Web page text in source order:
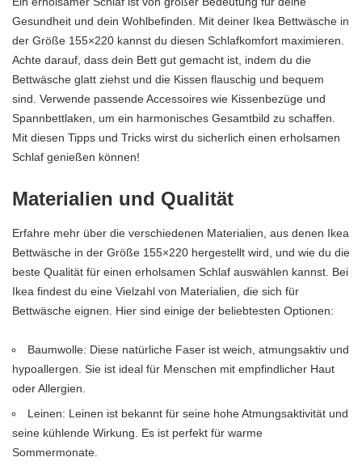
Gesundheit und dein Wohlbefinden. Mit deiner Ikea Bettwäsche in
der Größe 155×220 kannst du diesen Schlafkomfort maximieren.
Achte darauf, dass dein Bett gut gemacht ist, indem du die
Bettwäsche glatt ziehst und die Kissen flauschig und bequem
sind. Verwende passende Accessoires wie Kissenbezüge und
Spannbettlaken, um ein harmonisches Gesamtbild zu schaffen.
Mit diesen Tipps und Tricks wirst du sicherlich einen erholsamen
Schlaf genießen können!
Materialien und Qualität
Erfahre mehr über die verschiedenen Materialien, aus denen Ikea
Bettwäsche in der Größe 155×220 hergestellt wird, und wie du die
beste Qualität für einen erholsamen Schlaf auswählen kannst. Bei
Ikea findest du eine Vielzahl von Materialien, die sich für
Bettwäsche eignen. Hier sind einige der beliebtesten Optionen:
Baumwolle: Diese natürliche Faser ist weich, atmungsaktiv und
hypoallergen. Sie ist ideal für Menschen mit empfindlicher Haut
oder Allergien.
Leinen: Leinen ist bekannt für seine hohe Atmungsaktivität und
seine kühlende Wirkung. Es ist perfekt für warme
Sommermonate.